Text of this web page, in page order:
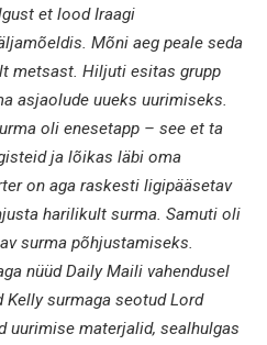
et lood Iraagi
Mõni aeg peale seda
metsast. Hiljuti esitas grupp
asjaolude uueks uurimiseks.
oli enesetapp – see et ta
ja lõikas läbi oma
on aga raskesti ligipääsetav
harilikult surma. Samuti oli
surma põhjustamiseks.
nüüd Daily Maili vahendusel
Kelly surmaga seotud Lord
uurimise materjalid, sealhulgas